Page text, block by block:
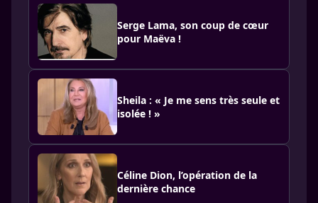
Serge Lama, son coup de cœur
pour Maëva !
Sheila : « Je me sens très seule et
isolée ! »
Céline Dion, l’opération de la
dernière chance